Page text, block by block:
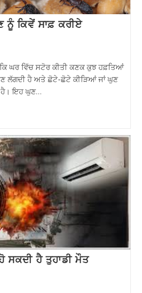
ਕਿਵੇਂ ਸਾਫ਼ ਕਰੀਏ
ਘਰ ਵਿੱਚ ਸਟੋਰ ਕੀਤੀ ਕਣਕ ਕੁਝ ਹਫ਼ਤਿਆਂ
ਲੱਗਦੀ ਹੈ ਅਤੇ ਛੋਟੇ-ਛੋਟੇ ਕੀੜਿਆਂ ਜਾਂ ਘੁਣ
ਹੈ। ਇਹ ਘੁਣ…
ਸਕਦੀ ਹੈ ਤੁਹਾਡੀ ਮੌਤ